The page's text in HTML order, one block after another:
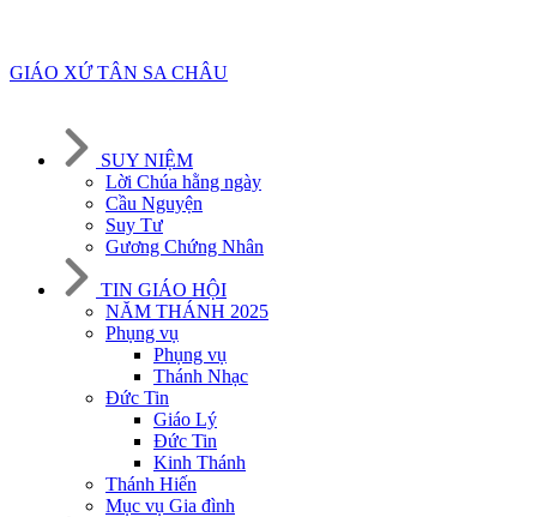
GIÁO XỨ TÂN SA CHÂU
SUY NIỆM
Lời Chúa hằng ngày
Cầu Nguyện
Suy Tư
Gương Chứng Nhân
TIN GIÁO HỘI
NĂM THÁNH 2025
Phụng vụ
Phụng vụ
Thánh Nhạc
Đức Tin
Giáo Lý
Đức Tin
Kinh Thánh
Thánh Hiến
Mục vụ Gia đình